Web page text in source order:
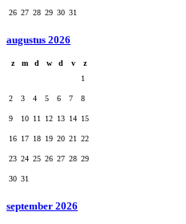
26 27 28 29 30 31
augustus 2026
z m d w d v
z
1
2 3 4 5 6 7 8
9 10 11 12 13 14 15
16 17 18 19 20 21 22
23 24 25 26 27 28 29
30 31
september 2026